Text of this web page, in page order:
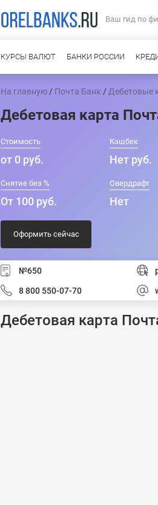
Ваш гид по
КУРСЫ ВАЛЮТ БАНКИ РОССИИ
На главную / Почта Банк / Дебетовые
Дебетовая карта
Стоимость
от 0 руб.
Кэшбек
Нет руб.
Снятие без %
От 100 руб.
Овердрафт
Нет
Оформить сейчас
№650
8 800 550-07-70
Дебетовая карта